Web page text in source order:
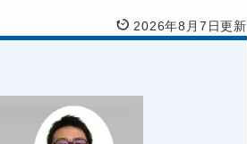
2026年8月7日更新